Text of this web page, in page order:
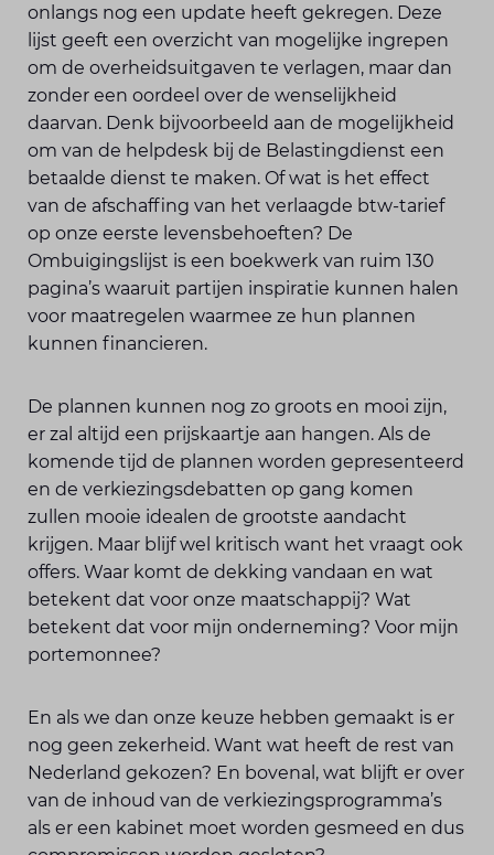
onlangs nog een update heeft gekregen. Deze
lijst geeft een overzicht van mogelijke ingrepen
om de overheidsuitgaven te verlagen, maar dan
zonder een oordeel over de wenselijkheid
daarvan. Denk bijvoorbeeld aan de mogelijkheid
om van de helpdesk bij de Belastingdienst een
betaalde dienst te maken. Of wat is het effect
van de afschaffing van het verlaagde btw-tarief
op onze eerste levensbehoeften? De
Ombuigingslijst is een boekwerk van ruim 130
pagina’s waaruit partijen inspiratie kunnen halen
voor maatregelen waarmee ze hun plannen
kunnen financieren.
De plannen kunnen nog zo groots en mooi zijn,
er zal altijd een prijskaartje aan hangen. Als de
komende tijd de plannen worden gepresenteerd
en de verkiezingsdebatten op gang komen
zullen mooie idealen de grootste aandacht
krijgen. Maar blijf wel kritisch want het vraagt ook
offers. Waar komt de dekking vandaan en wat
betekent dat voor onze maatschappij? Wat
betekent dat voor mijn onderneming? Voor mijn
portemonnee?
En als we dan onze keuze hebben gemaakt is er
nog geen zekerheid. Want wat heeft de rest van
Nederland gekozen? En bovenal, wat blijft er over
van de inhoud van de verkiezingsprogramma’s
als er een kabinet moet worden gesmeed en dus